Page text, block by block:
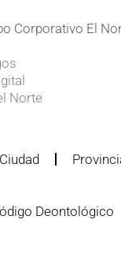
Corporativo El
Norte
Ciudad
Deontológico